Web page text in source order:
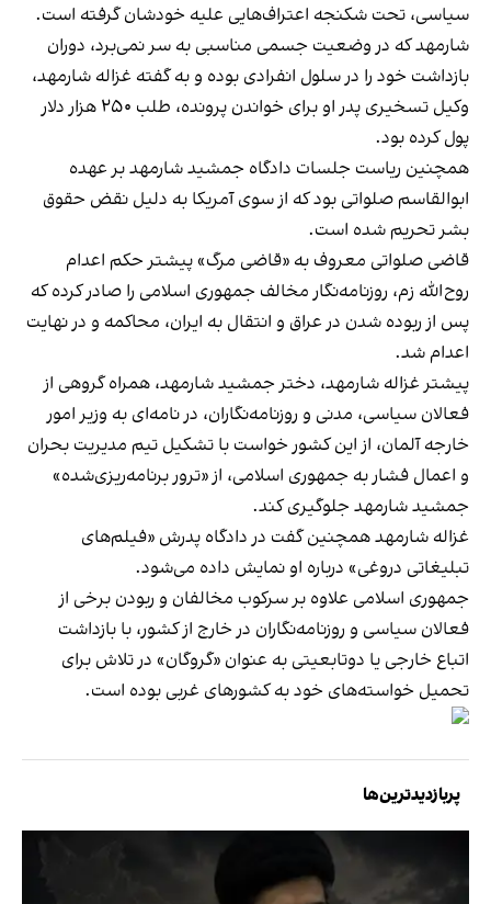
سیاسی، تحت شکنجه اعتراف‌هایی علیه خودشان گرفته است.
شارمهد که در وضعیت جسمی مناسبی به سر نمی‌برد، دوران
بازداشت خود را در سلول انفرادی بوده و به گفته غزاله شارمهد،
وکیل تسخیری پدر او برای خواندن پرونده، طلب ۲۵۰ هزار دلار
پول کرده بود.
همچنین ریاست جلسات دادگاه جمشید شارمهد بر عهده
ابوالقاسم صلواتی بود که از سوی آمریکا به دلیل نقض حقوق
بشر تحریم شده است.
قاضی صلواتی معروف به «قاضی مرگ» پیشتر حکم اعدام
روح‌الله زم، روزنامه‌نگار مخالف جمهوری اسلامی را صادر کرده که
پس از ربوده شدن در عراق و انتقال به ایران، محاکمه و در نهایت
اعدام شد.
پیشتر غزاله شارمهد، دختر جمشید شارمهد، همراه گروهی از
فعالان سیاسی، مدنی و روزنامه‌نگاران، در نامه‌ای به وزیر امور
خارجه آلمان، از این کشور خواست با تشکیل تیم مدیریت بحران
و اعمال فشار به جمهوری اسلامی، از «‌ترور برنامه‌ریزی‌شده»
جمشید شارمهد جلوگیری کند.
غزاله شارمهد همچنین گفت در دادگاه پدرش «فیلم‌های
تبلیغاتی دروغی» درباره او نمایش داده می‌شود.
جمهوری اسلامی علاوه بر سرکوب مخالفان و ربودن برخی از
فعالان سیاسی و روزنامه‌نگاران در خارج از کشور، با بازداشت
اتباع خارجی یا دوتابعیتی به عنوان «گروگان» در تلاش برای
تحمیل خواسته‌های خود به کشورهای غربی بوده است.
پربازدیدترین‌ها